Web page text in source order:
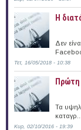
Η
Δεν
Τετ, 16/05/2018 - 10:38
Πρώτη
Τα
καταγρ...
Κυρ, 02/10/2016 - 19:39